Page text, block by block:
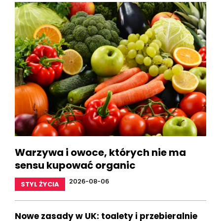
Warzywa i owoce, których nie ma
sensu kupować organic
STYL ŻYCIA 2026-08-06
Nowe zasady w UK: toalety i przebieralnie